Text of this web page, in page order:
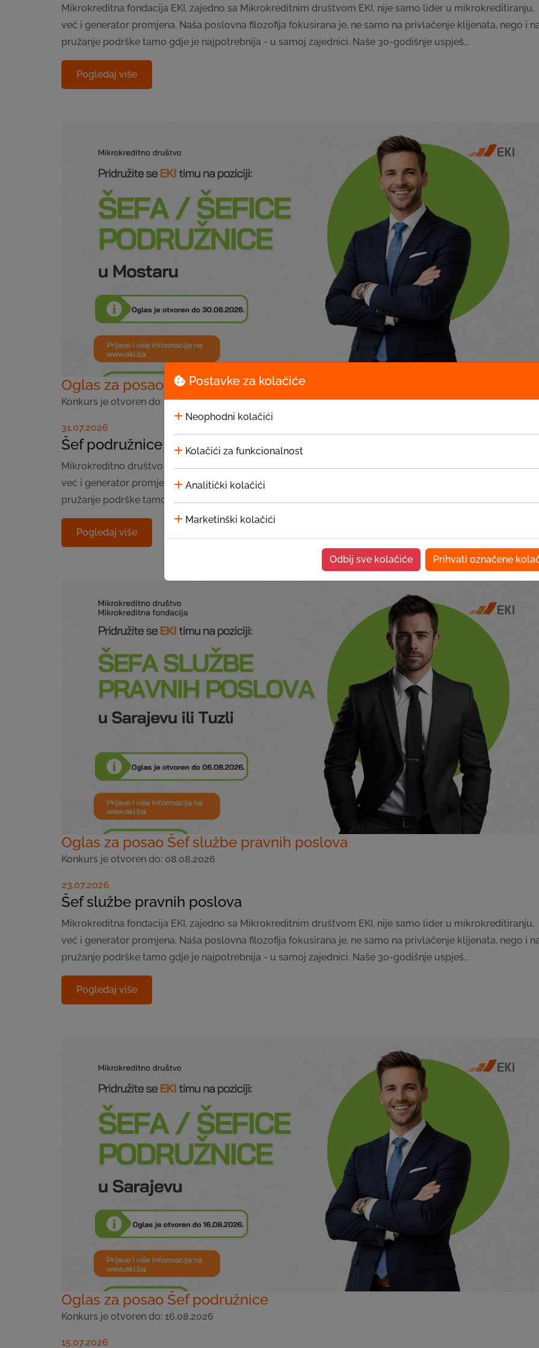
Postavke za kolačiće
Neophodni kolačići
Kolačići za funkcionalnost
Analitički kolačići
Marketinški kolačići
Odbij sve kolačiće Prihvati označene
Mikrokreditna fondacija EKI, zajedno sa Mikrokreditnim društvom EKI, nije samo lider u mikrokreditiranju,
već i generator promjena. Naša poslovna filozofija fokusirana je, ne samo na privlačenje klijenata, nego i
pružanje podrške tamo gdje je najpotrebnija - u samoj zajednici. Naše 30-godišnje uspješ...
Pogledaj više
Oglas za posao Šef podružnice
Konkurs je otvoren do: 30.08.2026
31.07.2026
Šef podružnice
Mikrokreditno društvo EKI, zajedno sa Mikrokreditnom fondacijom EKI, nije samo lider u mikrokreditiranju,
već i generator promjena. Naša poslovna filozofija fokusirana je, ne samo na privlačenje klijenata, nego i
pružanje podrške tamo gdje je najpotrebnija - u samoj zajednici. Naše 30-godišnje uspješ...
Pogledaj više
Oglas za posao Šef službe pravnih poslova
Konkurs je otvoren do: 08.08.2026
23.07.2026
Šef službe pravnih poslova
Mikrokreditna fondacija EKI, zajedno sa Mikrokreditnim društvom EKI, nije samo lider u mikrokreditiranju,
već i generator promjena. Naša poslovna filozofija fokusirana je, ne samo na privlačenje klijenata, nego i
pružanje podrške tamo gdje je najpotrebnija - u samoj zajednici. Naše 30-godišnje uspješ...
Pogledaj više
Oglas za posao Šef podružnice
Konkurs je otvoren do: 16.08.2026
15.07.2026